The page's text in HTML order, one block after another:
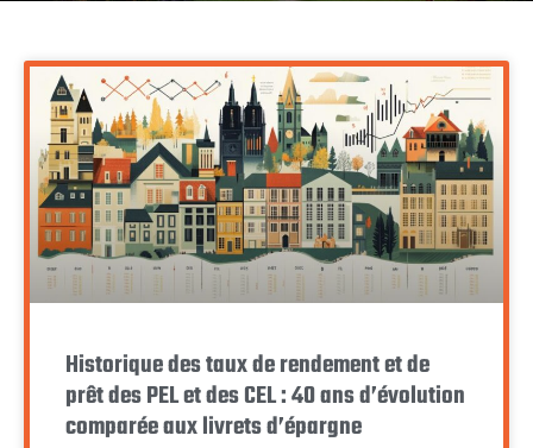
Historique des taux de rendement et de
prêt des PEL et des CEL : 40 ans d’évolution
comparée aux livrets d’épargne